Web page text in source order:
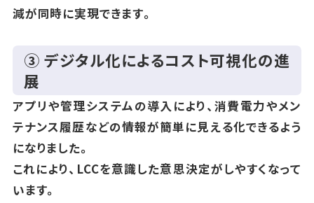
減が同時に実現できます。
③ デジタル化によるコスト可視化の進
展
アプリや管理システムの導入により、消費電力やメン
テナンス履歴などの情報が簡単に見える化できるよう
になりました。
これにより、LCCを意識した意思決定がしやすくなって
います。